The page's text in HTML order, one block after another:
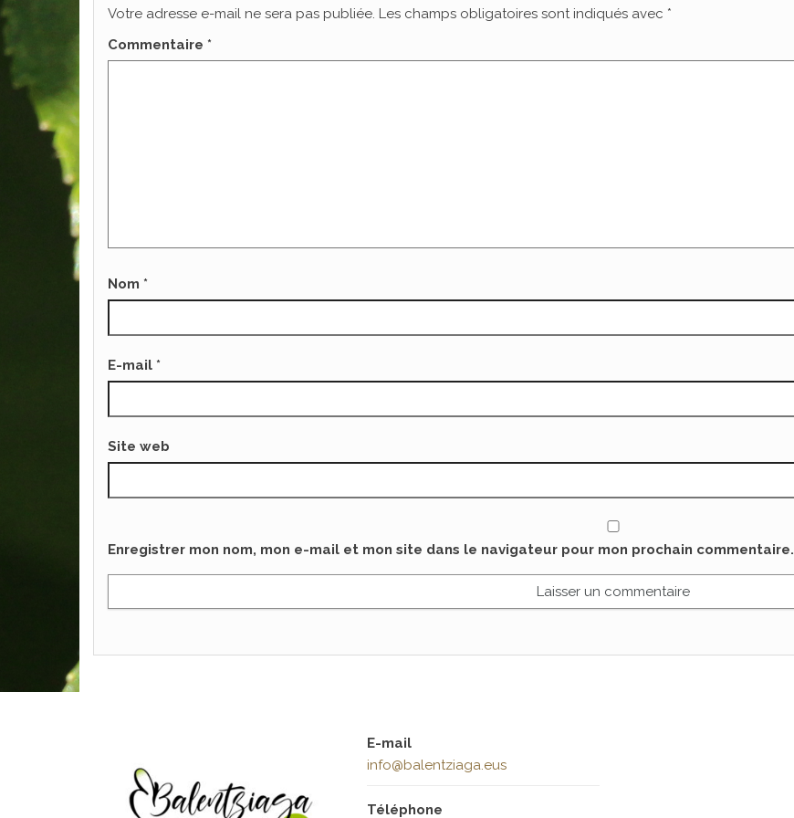
Votre adresse e-mail ne sera pas publiée. Les champs obligatoires sont indiqués avec *
Commentaire *
Nom *
E-mail *
Site web
Enregistrer mon nom, mon e-mail et mon site dans le navigateur pour mon prochain commentaire.
E-mail
info@balentziaga.eus
Téléphone